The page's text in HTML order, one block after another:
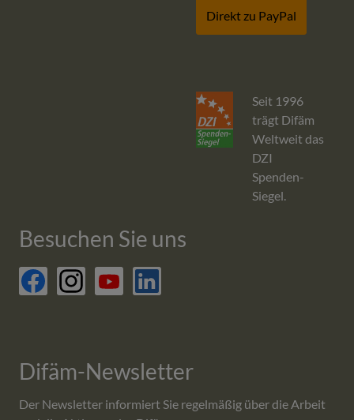
Direkt zu PayPal
Seit 1996
trägt Difäm
Weltweit das
DZI
Spenden-
Siegel.
Besuchen Sie uns
Difäm-Newsletter
Der Newsletter informiert Sie regelmäßig über die Arbeit